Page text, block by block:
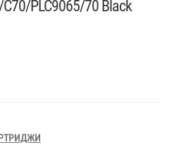
PLC9065/70 Black